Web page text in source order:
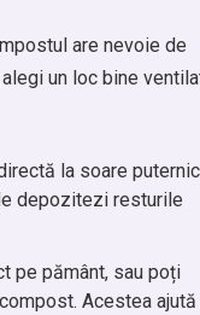
are nevoie de
un loc bine
la soare
depozitezi resturile
pe pământ, sau poți
Acestea ajută